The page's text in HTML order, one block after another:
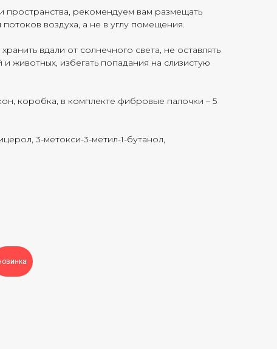
пространства, рекомендуем вам размещать
воздуха, а не в углу помещения.
вдали от солнечного света, не оставлять
животных, избегать попадания на слизистую
коробка, в комплекте фибровые палочки – 5
3-метокси-3-метил-1-бутанол,